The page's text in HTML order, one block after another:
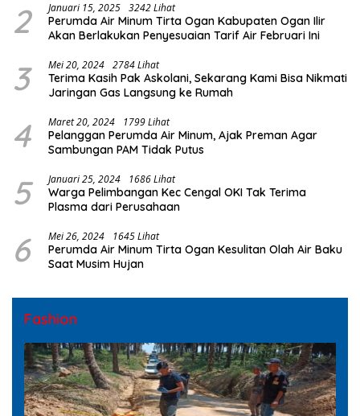
2 Januari 15, 2025 3242 Lihat
Perumda Air Minum Tirta Ogan Kabupaten Ogan Ilir
Akan Berlakukan Penyesuaian Tarif Air Februari Ini
3 Mei 20, 2024 2784 Lihat
Terima Kasih Pak Askolani, Sekarang Kami Bisa Nikmati
Jaringan Gas Langsung ke Rumah
4 Maret 20, 2024 1799 Lihat
Pelanggan Perumda Air Minum, Ajak Preman Agar
Sambungan PAM Tidak Putus
5 Januari 25, 2024 1686 Lihat
Warga Pelimbangan Kec Cengal OKI Tak Terima
Plasma dari Perusahaan
6 Mei 26, 2024 1645 Lihat
Perumda Air Minum Tirta Ogan Kesulitan Olah Air Baku
Saat Musim Hujan
Fashion